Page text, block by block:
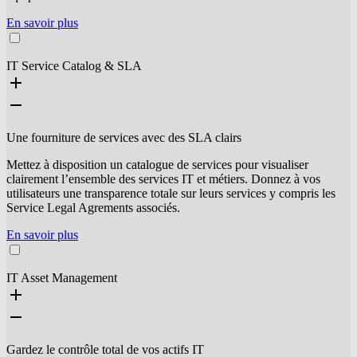
En savoir plus
IT Service Catalog & SLA
Une fourniture de services avec des SLA clairs
Mettez à disposition un catalogue de services pour visualiser
clairement l’ensemble des services IT et métiers. Donnez à vos
utilisateurs une transparence totale sur leurs services y compris les
Service Legal Agrements associés.
En savoir plus
IT Asset Management
Gardez le contrôle total de vos actifs IT